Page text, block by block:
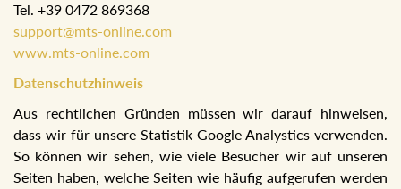
Tel. +39 0472 869368
support@mts-online.com
www.mts-online.com
Datenschutzhinweis
Aus rechtlichen Gründen müssen wir darauf hinweisen,
dass wir für unsere Statistik Google Analystics verwenden.
So können wir sehen, wie viele Besucher wir auf unseren
Seiten haben, welche Seiten wie häufig aufgerufen werden